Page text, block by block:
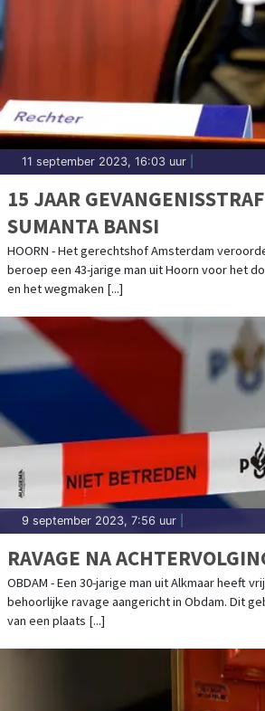
11 september 2023, 16:03 uur
15 JAAR
SUMANTA BANSI
HOORN - Het gerechtshof Amsterdam
beroep een 43-jarige man uit Hoorn voor het
en het wegmaken [...]
9 september 2023, 7:56 uur
RAVAGE NA
OBDAM - Een 30-jarige man uit Alkmaar heeft
behoorlijke ravage aangericht in Obdam. Dit
van een plaats [...]